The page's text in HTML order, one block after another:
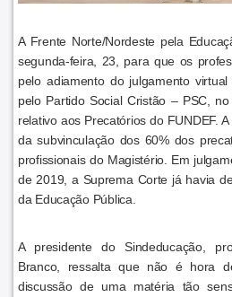
A Frente Norte/Nordeste pela
segunda-feira, 23, para que os
pelo adiamento do julgamento
pelo Partido Social Cristão – PSC,
relativo aos Precatórios do FUNDEF.
da subvinculação dos 60% dos
profissionais do Magistério. Em
de 2019, a Suprema Corte já havia
da Educação Pública.
A presidente do Sindeducação,
Branco, ressalta que não é hora
discussão de uma matéria tão